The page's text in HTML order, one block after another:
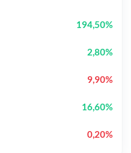
194,50%
2,80%
9,90%
16,60%
0,20%